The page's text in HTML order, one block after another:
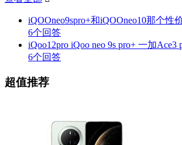
iQOOneo9spro+和iQOOneo10那个性
6个回答
iQoo12pro iQoo neo 9s pro+ 一加Ace3
6个回答
超值推荐